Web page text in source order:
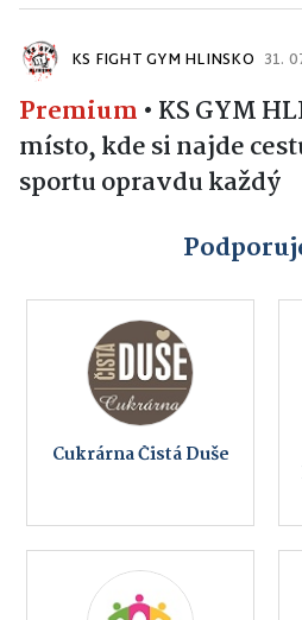
KS FIGHT GYM HLINSKO 31.
Premium • KS GYM
místo, kde si najde
sportu opravdu každý
Cukrárna Čistá Duše